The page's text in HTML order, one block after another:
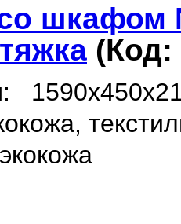
шкафом
(Код:
экокожа